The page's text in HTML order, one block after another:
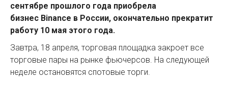
сентябре прошлого года приобрела
бизнес Binance в России, окончательно прекратит
работу 10 мая этого года.
Завтра, 18 апреля, торговая площадка закроет все
торговые пары на рынке фьючерсов. На следующей
неделе остановятся спотовые торги.